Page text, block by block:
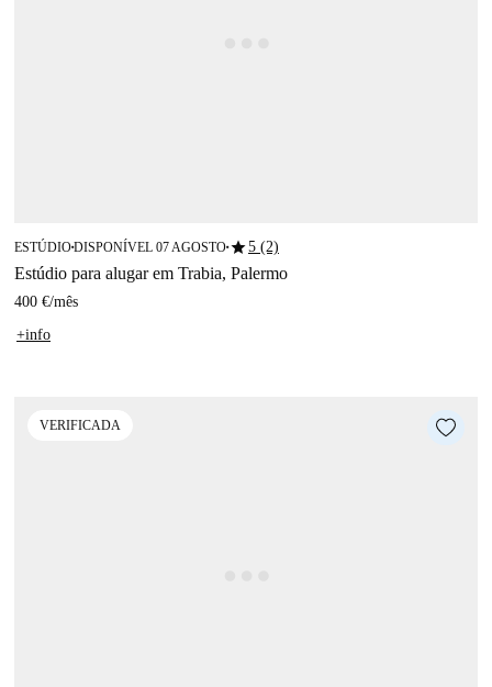
ESTÚDIO■DISPONÍVEL 07 AGOSTO■star5 (2)
Estúdio para alugar em Trabia, Palermo
400 €/mês
+info
VERIFICADA